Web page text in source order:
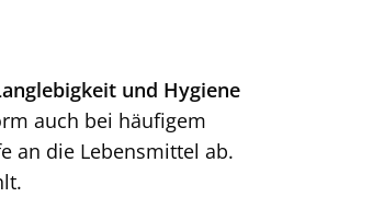
und Hygiene
auch bei häufigem
an die Lebensmittel ab.